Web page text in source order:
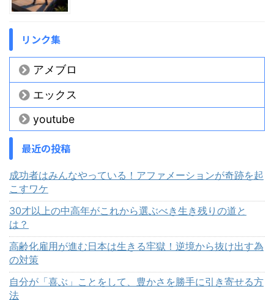
リンク集
アメブロ
エックス
youtube
最近の投稿
成功者はみんなやっている！アファメーションが奇跡を起
こすワケ
30才以上の中高年がこれから選ぶべき生き残りの道と
は？
高齢化雇用が進む日本は生きる牢獄！逆境から抜け出す為
の対策
自分が「喜ぶ」ことをして、豊かさを勝手に引き寄せる方
法